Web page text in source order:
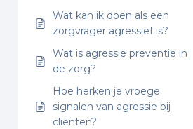
Wat kan ik doen als een
zorgvrager agressief is?
Wat is agressie preventie in
de zorg?
Hoe herken je vroege
signalen van agressie bij
cliënten?